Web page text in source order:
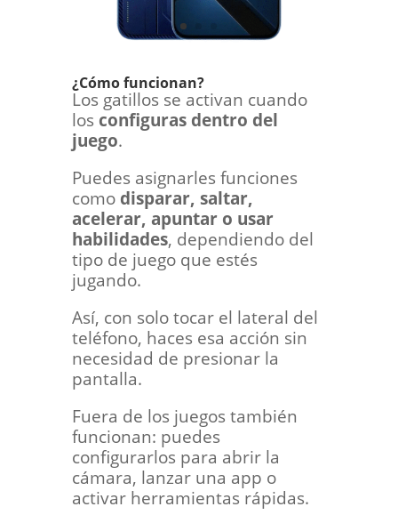
¿Cómo funcionan?
Los gatillos se activan cuando
los configuras dentro del
juego.
Puedes asignarles funciones
como disparar, saltar,
acelerar, apuntar o usar
habilidades, dependiendo del
tipo de juego que estés
jugando.
Así, con solo tocar el lateral del
teléfono, haces esa acción sin
necesidad de presionar la
pantalla.
Fuera de los juegos también
funcionan: puedes
configurarlos para abrir la
cámara, lanzar una app o
activar herramientas rápidas.